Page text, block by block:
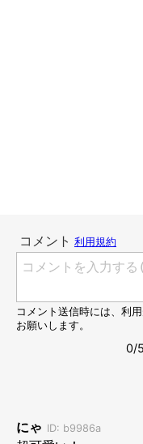
「どうしようかニ
だけど、どうしてもパ